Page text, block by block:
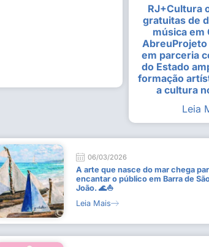
Estudantes
Busca do
9 de julho de
Leia Mais
RJ+Cultura
gratuitas de
música em
em parceria
do Estado
formação
a cultura
Leia
06/03/2026
A arte que nasce do mar chega
encantar o público em Barra de
João. 🌊⛵
Leia Mais